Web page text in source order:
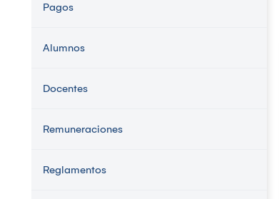
Pagos
Alumnos
Docentes
Remuneraciones
Reglamentos